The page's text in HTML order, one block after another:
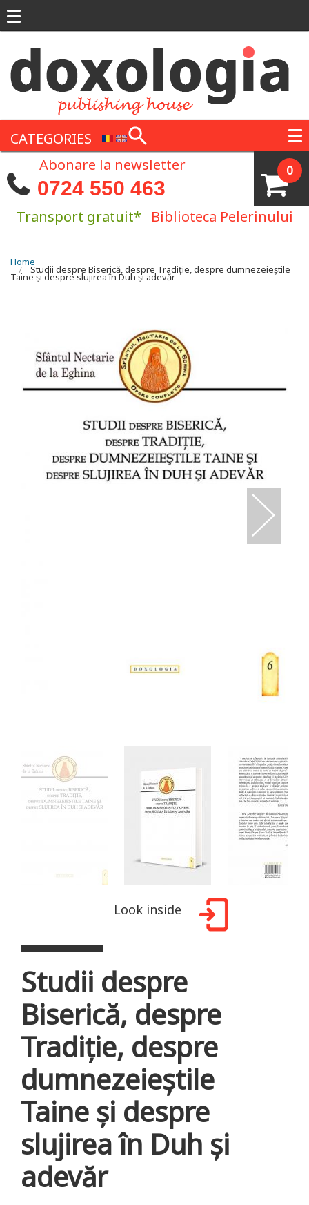
CATEGORIES
0
Abonare la newsletter
0724 550 463
Transport gratuit* Biblioteca Pelerinului
You are here
Home
Studii despre Biserică, despre Tradiție, despre dumnezeieștile
Taine și despre slujirea în Duh și adevăr
Look inside
Studii despre
Biserică, despre
Tradiție, despre
dumnezeieștile
Taine și despre
slujirea în Duh și
adevăr